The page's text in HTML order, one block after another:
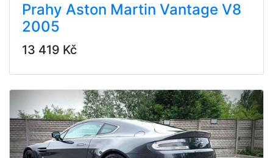
Prahy Aston Martin Vantage V8
2005
13 419 Kč